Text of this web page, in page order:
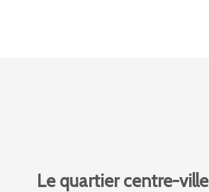
Le quartier centre-ville